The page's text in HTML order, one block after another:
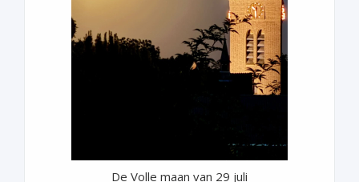
De Volle maan van 29 juli